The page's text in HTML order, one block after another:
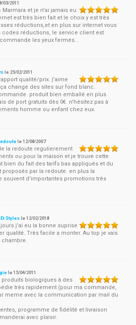
03/2011
et je n'ai jamais eu
est très bien fait et le choix y est très
réductions,et en plus sur internet vous
réductions, le service client est
les yeux fermés...
le 25/02/2011
qualité/prix. j'aime
change des sites sur fond blanc.
produit bien emballé en plus
de port gratuits dès 0€. n'hésitez pas à
homme ou enfant chez eux.
le12/08/2007
la redoute regulierement
ou pour la maison et je trouve cette
bien du fait des tarifs bas appliqués et du
par la redoute. en plus la
souvent d'importantes promotions très
Styles le12/02/2018
j’ai eu la bonne suprise
qualité. Très facile a monter. Au top je vais
chambre.
le15/04/2011
biologiques à des
très rapidement (pour ma commande,
meme avec la communication par mail du
programme de fidélité et livraison
avec plaisir.